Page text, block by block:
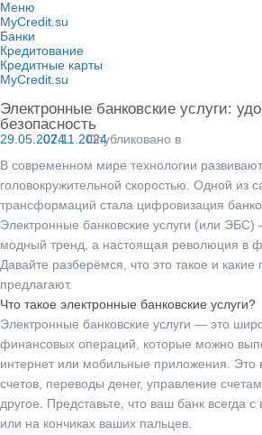
Перейти
к
содержимому
Меню
MyCredit.su
Банки
Кредитование
Кредитные карты
MyCredit.su
Электронные банковские услуги:
безопасность
Опубликовано в
29.05.202407.11.2024
В современном мире технологии
головокружительной скоростью. Одной из
трансформаций стала цифровизация
Электронные банковские услуги (или ЭБС)
модный тренд, а настоящая революция в
Давайте разберёмся, что это такое и
предлагают.
Что такое электронные банковские услуги?
Электронные банковские услуги — это
финансовых операций, которые можно
интернет или мобильные приложения. Это
счетов, переводы денег, управление
другое. Представьте, что ваш банк всегда
или на кончиках ваших пальцев.